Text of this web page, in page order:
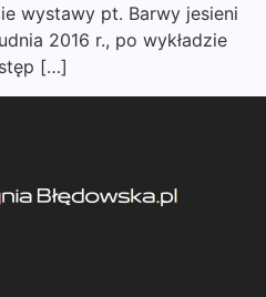
wystawy pt. Barwy jesieni
2016 r., po wykładzie
[…]